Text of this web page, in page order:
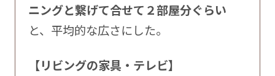
ニングと繋げて合せて２部屋分ぐらい
と、平均的な広さにした。
【リビングの家具・テレビ】